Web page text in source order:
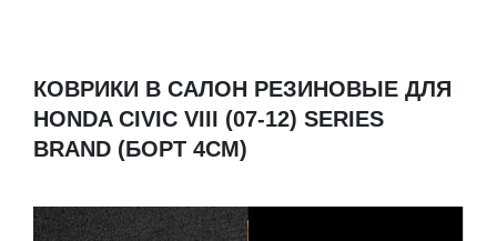
КОВРИКИ В САЛОН РЕЗИНОВЫЕ ДЛЯ
HONDA CIVIC VIII (07-12) SERIES
BRAND (БОРТ 4СМ)